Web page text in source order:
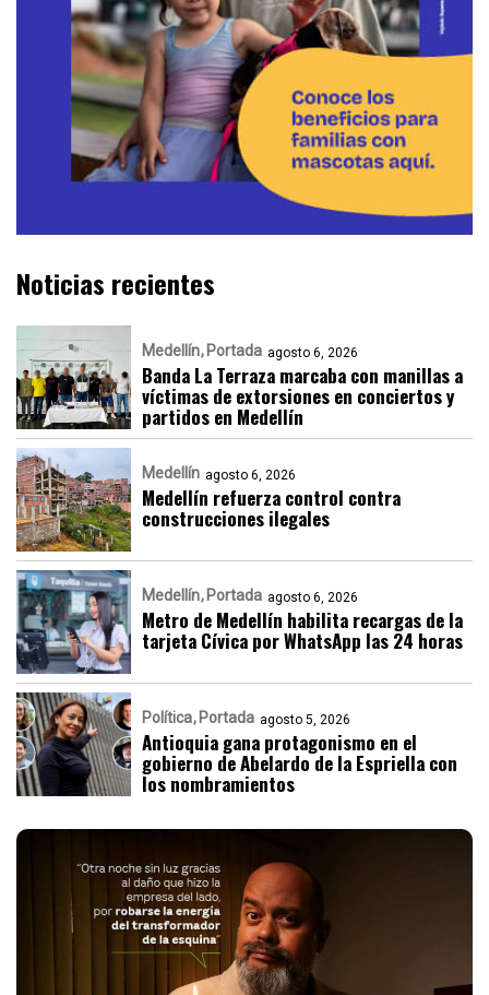
Noticias recientes
Medellín Portada agosto 6, 2026
Banda La Terraza marcaba con manillas a
víctimas de extorsiones en conciertos y
partidos en Medellín
Medellín agosto 6, 2026
Medellín refuerza control contra
construcciones ilegales
Medellín Portada agosto 6, 2026
Metro de Medellín habilita recargas de la
tarjeta Cívica por WhatsApp las 24 horas
Política Portada agosto 5, 2026
Antioquia gana protagonismo en el
gobierno de Abelardo de la Espriella con
los nombramientos